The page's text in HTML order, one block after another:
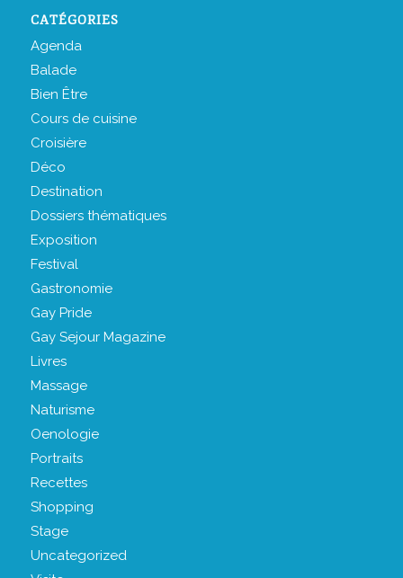
CATÉGORIES
Agenda
Balade
Bien Être
Cours de cuisine
Croisière
Déco
Destination
Dossiers thématiques
Exposition
Festival
Gastronomie
Gay Pride
Gay Sejour Magazine
Livres
Massage
Naturisme
Oenologie
Portraits
Recettes
Shopping
Stage
Uncategorized